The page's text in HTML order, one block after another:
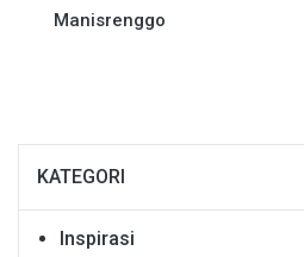
Manisrenggo
KATEGORI
Inspirasi